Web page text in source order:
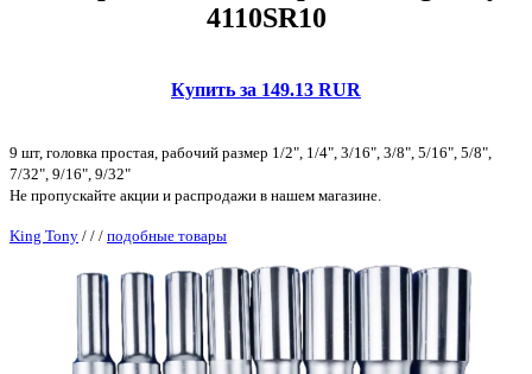
4110SR10
Купить за 149.13 RUR
9 шт, головка простая, рабочий размер 1/2", 1/4", 3/16", 3/8", 5/16", 5/8",
7/32", 9/16", 9/32"
Не пропускайте акции и распродажи в нашем магазине.
King Tony / / / подобные товары